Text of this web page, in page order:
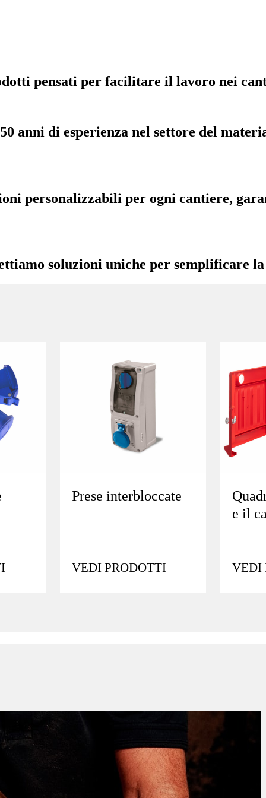
pensati per facilitare il lavoro nei
anni di esperienza nel settore del
personalizzabili per ogni cantiere,
soluzioni uniche per semplificare
Prese interbloccate
VEDI PRODOTTI
e il
VEDI